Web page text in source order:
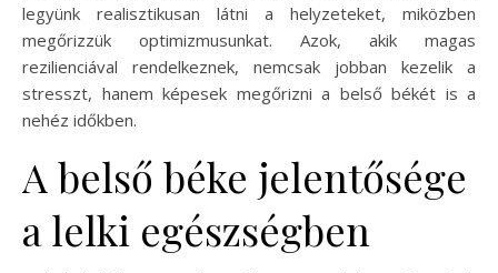
legyünk realisztikusan látni a helyzeteket, miközben
megőrizzük optimizmusunkat. Azok, akik magas
rezilienciával rendelkeznek, nemcsak jobban kezelik a
stresszt, hanem képesek megőrizni a belső békét is a
nehéz időkben.
A belső béke jelentősége
a lelki egészségben